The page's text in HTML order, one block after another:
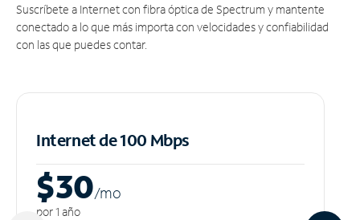
Suscríbete a Internet con fibra óptica de Spectrum y mantente
conectado a lo que más importa con velocidades y confiabilidad
con las que puedes contar.
Internet de 100 Mbps
$30/mo
por 1 año